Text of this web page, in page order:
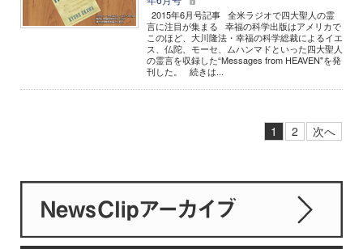
2015年6月号記事 全米ラジオで四大聖人の霊
言に注目が集まる 幸福の科学出版はアメリカで
このほど、大川隆法・幸福の科学総裁によるイエ
ス、仏陀、モーセ、ムハンマドといった四大聖人
の霊言を収録した“Messages from HEAVEN"を発
刊した。 続きは...
1 2 次へ